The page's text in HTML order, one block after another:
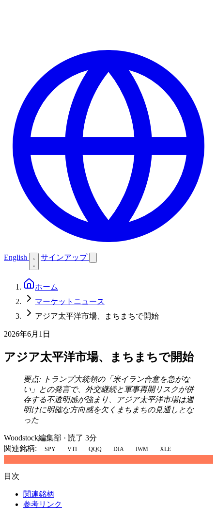
English サインアップ
ホーム
マーケットニュース
アジア太平洋市場、まちまちで開始
2026年6月1日
アジア太平洋市場、まちまちで開始
要点: トランプ大統領の「米イラン合意を急がな
い」との発言で、外交継続と軍事再開リスクが併
存する不透明感が強まり、アジア太平洋市場は週
明けに明確な方向感を欠くまちまちの見通しとな
った
Woodstock編集部 · 読了 3分
関連銘柄:
SPY VTI QQQ DIA IWM XLE
目次
関連銘柄
参考リンク